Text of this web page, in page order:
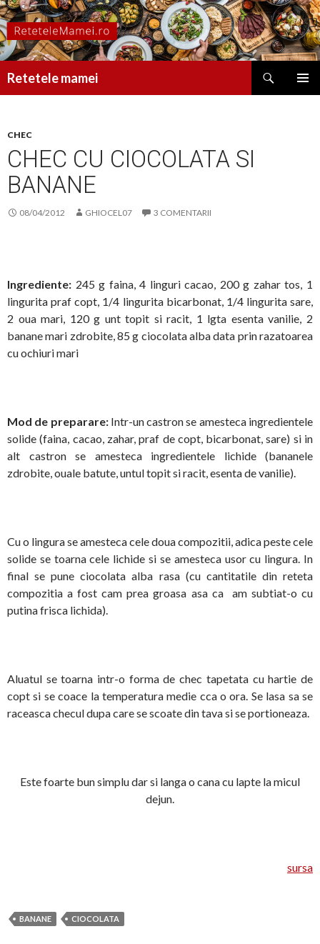
Retetele mamei
CHEC
CHEC CU CIOCOLATA SI
BANANE
08/04/2012 GHIOCEL07 3 COMENTARII
Ingrediente: 245 g faina, 4 linguri cacao, 200 g zahar tos, 1
lingurita praf copt, 1/4 lingurita bicarbonat, 1/4 lingurita sare,
2 oua mari, 120 g unt topit si racit, 1 lgta esenta vanilie, 2
banane mari zdrobite, 85 g ciocolata alba data prin razatoarea
cu ochiuri mari
Mod de preparare:Intr-un castron se amesteca ingredientele
solide (faina, cacao, zahar, praf de copt, bicarbonat, sare) si in
alt castron se amesteca ingredientele lichide (bananele
zdrobite, ouale batute, untul topit si racit, esenta de vanilie).
Cu o lingura se amesteca cele doua compozitii, adica peste cele
solide se toarna cele lichide si se amesteca usor cu lingura. In
final se pune ciocolata alba rasa (cu cantitatile din reteta
compozitia a fost cam prea groasa asa ca am subtiat-o cu
putina frisca lichida).
Aluatul se toarna intr-o forma de chec tapetata cu hartie de
copt si se coace la temperatura medie cca o ora. Se lasa sa se
raceasca checul dupa care se scoate din tava si se portioneaza.
Este foarte bun simplu dar si langa o cana cu lapte la micul
dejun.
sursa
BANANE CIOCOLATA